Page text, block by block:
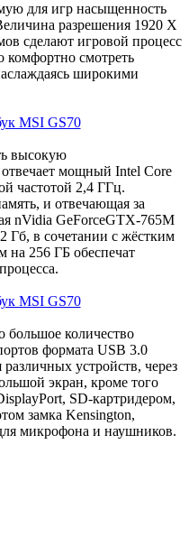
для игр насыщенность
разрешения 1920 Х
сделают игровой процесс
смотреть
широкими
высокую
отвечает мощный Intel Core
частотой 2,4 ГГц.
и отвечающая за
nVidia GeForceGTX-765M
Гб, в сочетании с жёстким
на 256 ГБ обеспечат
большое количество
формата USB 3.0
устройств, через
экран, кроме того
SD-картридером,
замка Kensington,
микрофона и наушников.